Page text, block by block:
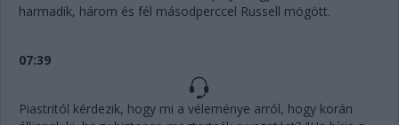
harmadik, három és fél másodperccel Russell mögött.
07:39
Piastritól kérdezik, hogy mi a véleménye arról, hogy korán